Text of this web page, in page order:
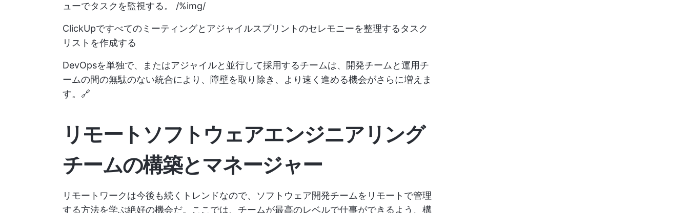
ューでタスクを監視する。 /%img/
ClickUpですべてのミーティングとアジャイルスプリントのセレモニーを整理するタスク
リストを作成する
DevOpsを単独で、またはアジャイルと並行して採用するチームは、開発チームと運用チ
ームの間の無駄のない統合により、障壁を取り除き、より速く進める機会がさらに増えま
す。🔗
リモートソフトウェアエンジニアリング
チームの構築とマネージャー
リモートワークは今後も続くトレンドなので、ソフトウェア開発チームをリモートで管理
する方法を学ぶ絶好の機会だ。ここでは、チームが最高のレベルで仕事ができるよう、構